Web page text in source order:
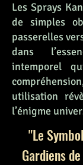
Les Sprays
de simples
passerelles
dans
intemporel
utilisation
l’énigme
"Le
Gardiens